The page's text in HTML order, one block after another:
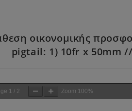
οικονομικής
pigtail: 1) 10fr x 50mm
1 / 2 Zoom 100%